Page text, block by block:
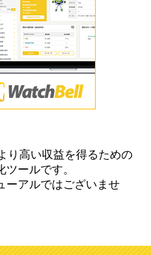
り高い収益を得るための
ールです。
ーアルではございませ